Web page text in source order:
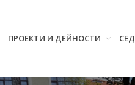
ПРОЕКТИ И ДЕЙНОСТИ